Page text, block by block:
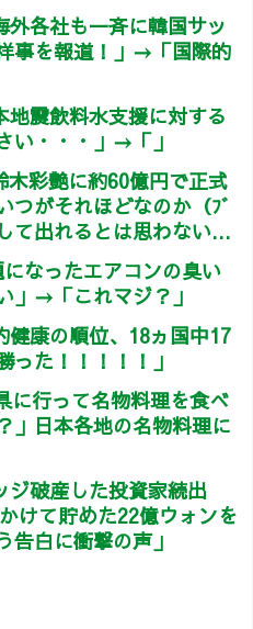
各社も一斉に韓国サッ
事を報道！」→「国際的
震飲料水支援に対する
い・・・」→「」
木彩艶に約60億円で正式
がそれほどなのか（ﾌﾞ
て出れるとは思わない...
なったエアコンの臭い
」→「これマジ？」
健康の順位、18ヵ国中17
た！！！！！」
に行って名物料理を食べ
」日本各地の名物料理に
ジ破産した投資家続出
けて貯めた22億ウォンを
告白に衝撃の声」